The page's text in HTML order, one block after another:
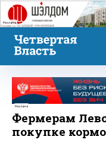
Реклама
Реклама
Фермерам
покупке